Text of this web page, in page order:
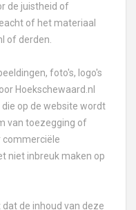
de juistheid of
of het materiaal
of derden.
foto's, logo's
Hoekschewaard.nl
op de website wordt
van toezegging of
commerciële
niet inbreuk maken op
de inhoud van deze